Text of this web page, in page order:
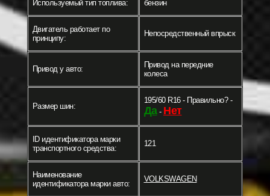
Используемый тип топлива: бензин
Двигатель работает по
принципу:
Непосредственный впрыск
Привод у авто:
Привод на передние
колеса
Размер шин:
195/60 R16 - Правильно? -
Да- Нет
ID идентификатора марки
транспортного средства:
121
Наименование
идентификатора марки авто:
VOLKSWAGEN